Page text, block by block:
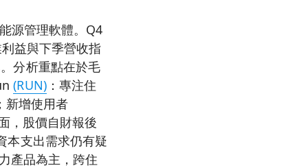
源管理軟體。Q4
益與下季營收指
分析重點在於毛
(RUN)：專注住
新增使用者
，股價自財報後
本支出需求仍有疑
產品為主，跨住